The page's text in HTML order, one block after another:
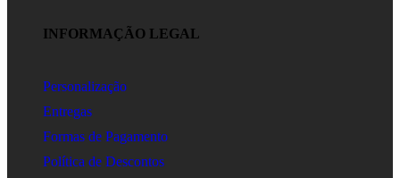
INFORMAÇÃO LEGAL
Personalização
Entregas
Formas de Pagamento
Política de Descontos